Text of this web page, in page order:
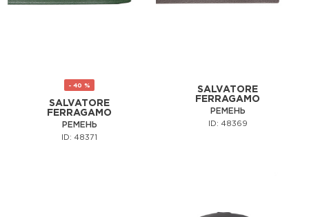
- 40 %
SALVATORE
FERRAGAMO
РЕМЕНЬ
ID: 48371
SALVATORE
FERRAGAMO
РЕМЕНЬ
ID: 48369